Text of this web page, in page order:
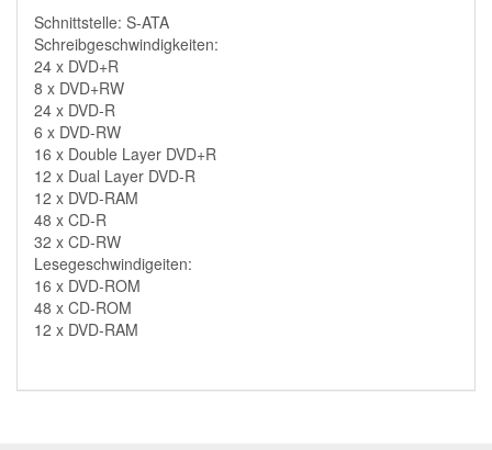
Schnittstelle: S-ATA
Schreibgeschwindigkeiten:
24 x DVD+R
8 x DVD+RW
24 x DVD-R
6 x DVD-RW
16 x Double Layer DVD+R
12 x Dual Layer DVD-R
12 x DVD-RAM
48 x CD-R
32 x CD-RW
Lesegeschwindigeiten:
16 x DVD-ROM
48 x CD-ROM
12 x DVD-RAM